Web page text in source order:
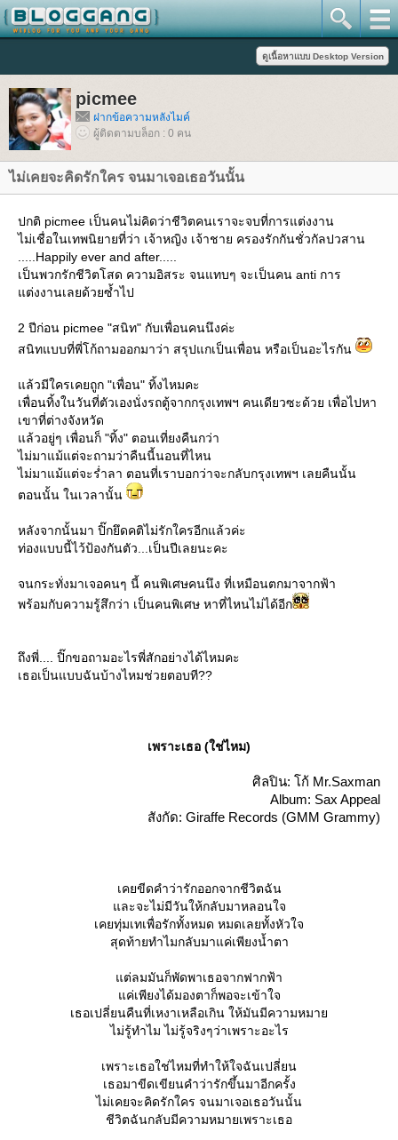
picmee
ฝากข้อความหลังไมค์
ผู้ติดตามบล็อก : 0 คน
ไม่เคยจะคิดรักใคร จนมาเจอเธอวันนั้น
ปกติ picmee เป็นคนไม่คิดว่าชีวิตคนเราจะจบที่การแต่งงาน
ไม่เชื่อในเทพนิยายที่ว่า เจ้าหญิง เจ้าชาย ครองรักกันชั่วกัลปวสาน
.....Happily ever and after.....
เป็นพวกรักชีวิตโสด ความอิสระ จนแทบๆ จะเป็นคน anti การ
ต่งงานเลยด้วยซ้ำไป
2 ปีก่อน picmee "สนิท" กับเพื่อนคนนึงค่ะ
สนิทแบบที่พี่โก้ถามออกมาว่า สรุปแกเป็นเพื่อน หรือเป็นอะไรกัน
ล้วมีใครเคยถูก "เพื่อน" ทิ้งไหมคะ
เพื่อนทิ้งในวันที่ตัวเองนั่งรถตู้จากกรุงเทพฯ คนเดียวซะด้วย เพื่อไปหา
เขาที่ต่างจังหวัด
ล้วอยู่ๆ เพื่อนก็ "ทิ้ง" ตอนเที่ยงคืนกว่า
ไม่มาแม้แต่จะถามว่าคืนนี้นอนที่ไหน
ไม่มาแม้แต่จะร่ำลา ตอนที่เราบอกว่าจะกลับกรุงเทพฯ เลยคืนนั้น
ตอนนั้น ในเวลานั้น
หลังจากนั้นมา ปิ๊กยึดคติไม่รักใครอีกแล้วค่ะ
ท่องแบบนี้ไว้ป้องกันตัว...เป็นปีเลยนะคะ
จนกระทั่งมาเจอคนๆ นี้ คนพิเศษคนนึง ที่เหมือนตกมาจากฟ้า
พร้อมกับความรู้สึกว่า เป็นคนพิเศษ หาที่ไหนไม่ได้อีก
ถึงพี่.... ปิ๊กขอถามอะไรพี่สักอย่างได้ไหมคะ
เธอเป็นแบบฉันบ้างไหมช่วยตอบที??
เพราะเธอ (ใช่ไหม)
ศิลปิน: โก้ Mr.Saxman
Album: Sax Appeal
สังกัด: Giraffe Records (GMM Grammy)
เคยขีดคำว่ารักออกจากชีวิตฉัน
ละจะไม่มีวันให้กลับมาหลอนใจ
เคยทุ่มเทเพื่อรักทั้งหมด หมดเลยทั้งหัวใจ
สุดท้ายทำไมกลับมาแค่เพียงน้ำตา
ต่ลมมันก็พัดพาเธอจากฟากฟ้า
ค่เพียงได้มองตาก็พอจะเข้าใจ
เธอเปลี่ยนคืนที่เหงาเหลือเกิน ให้มันมีความหมา
ไม่รู้ทำไม ไม่รู้จริงๆว่าเพราะอะไร
เพราะเธอใช่ไหมที่ทำให้ใจฉันเปลี่ยน
เธอมาขีดเขียนคำว่ารักขึ้นมาอีกครั้ง
ไม่เคยจะคิดรักใคร จนมาเจอเธอวันนั้น
ชีวิตฉันกลับมีความหมายเพราะเธอ